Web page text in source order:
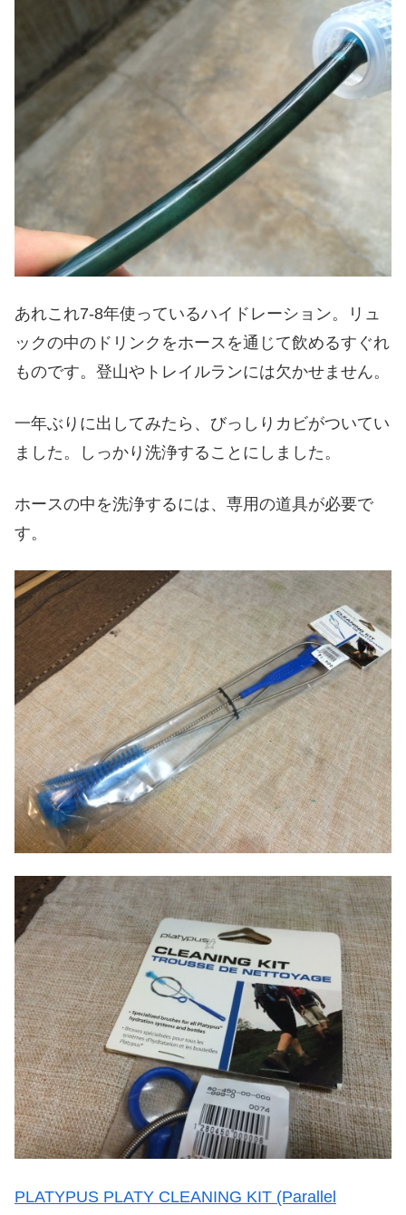
あれこれ7-8年使っているハイドレーション。リュ
ックの中のドリンクをホースを通じて飲めるすぐれ
ものです。登山やトレイルランには欠かせません。
一年ぶりに出してみたら、びっしりカビがついてい
ました。しっかり洗浄することにしました。
ホースの中を洗浄するには、専用の道具が必要で
す。
PLATYPUS PLATY CLEANING KIT (Parallel